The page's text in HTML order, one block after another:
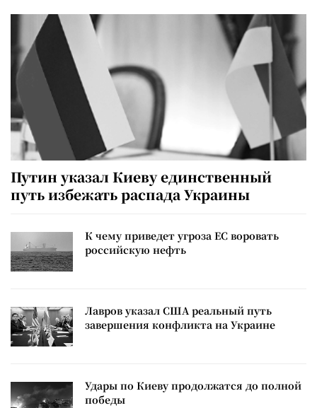
Путин указал Киеву единственный
путь избежать распада Украины
К чему приведет угроза ЕС воровать
российскую нефть
Лавров указал США реальный путь
завершения конфликта на Украине
Удары по Киеву продолжатся до полной
победы